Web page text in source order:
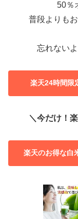
50％
普段よりも
忘れない
楽天24時間限
＼今だけ！
楽天のお得な白